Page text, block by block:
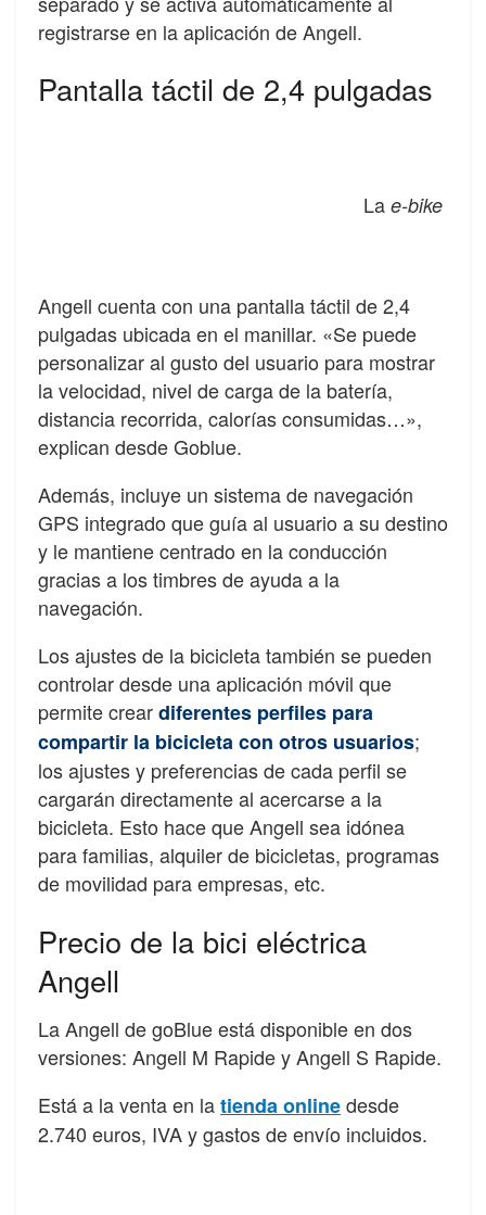
registrarse en la aplicación de Angell.
Pantalla táctil de 2,4 pulgadas
La e-bike
Angell cuenta con una pantalla táctil de 2,4
pulgadas ubicada en el manillar. «Se puede
personalizar al gusto del usuario para mostrar
la velocidad, nivel de carga de la batería,
distancia recorrida, calorías consumidas…»,
explican desde Goblue.
Además, incluye un sistema de navegación
GPS integrado que guía al usuario a su destino
y le mantiene centrado en la conducción
gracias a los timbres de ayuda a la
navegación.
Los ajustes de la bicicleta también se pueden
controlar desde una aplicación móvil que
permite creardiferentes perfiles para
compartir la bicicleta con otros usuarios;
los ajustes y preferencias de cada perfil se
cargarán directamente al acercarse a la
bicicleta. Esto hace que Angell sea idónea
para familias, alquiler de bicicletas, programas
de movilidad para empresas, etc.
Precio de la bici eléctrica
Angell
La Angell de goBlue está disponible en dos
versiones: Angell M Rapide y Angell S Rapide.
Está a la venta en latienda onlinedesde
2.740 euros, IVA y gastos de envío incluidos.